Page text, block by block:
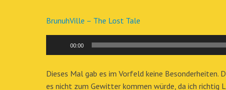
BrunuhVille – The Lost Tale
Player
00:00
Dieses Mal gab es im Vorfeld keine
es nicht zum Gewitter kommen würde, da ich